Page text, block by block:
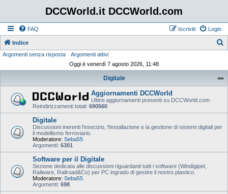
DCCWorld.it DCCWorld.com
FAQ Login
Iscriviti
Indice
Argomenti senza risposta
Argomenti attivi
Oggi è venerdì 7 agosto 2026, 11:48
Digitale
Aggiornamenti DCCWorld
Ultimi aggiornamenti presenti su DCCWorld.com
Reindirizzamenti totali: 690560
Digitale
Discussioni inerenti l'esecizio, l'installazione e la gestione di sistemi digitali per
il modellismo ferroviario.
Moderatore: Seba55
Argomenti: 6301
Software per il Digitale
Sezione dedicata alle discussioni riguardanti tutti i software (Windigipet,
Railware, Railroad&Co) per PC ingrado di gestire il nostro plastico.
Moderatore: Seba55
Argomenti: 698